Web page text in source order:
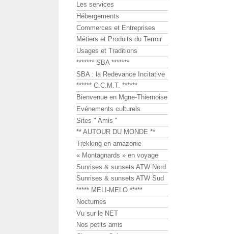
Les services
Hébergements
Commerces et Entreprises
Métiers et Produits du Terroir
Usages et Traditions
******* SBA *******
SBA : la Redevance Incitative
****** C.C.M.T. ******
Bienvenue en Mgne-Thiernoise
Evénements culturels
Sites " Amis "
** AUTOUR DU MONDE **
Trekking en amazonie
« Montagnards » en voyage
Sunrises & sunsets ATW Nord
Sunrises & sunsets ATW Sud
***** MELI-MELO *****
Nocturnes
Vu sur le NET
Nos petits amis